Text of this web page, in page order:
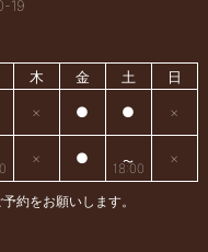
19
木 金 土
日
× ● ● ×
× ●
18:00
×
約をお願いします。